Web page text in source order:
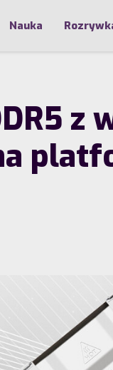
Nauka
z